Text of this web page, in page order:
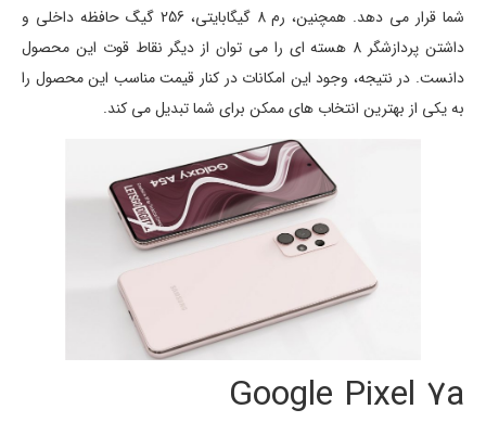
شما قرار می دهد. همچنین، رم 8 گیگابایتی، 256 گیگ حافظه داخلی و
داشتن پردازشگر 8 هسته ای را می توان از دیگر نقاط قوت این محصول
دانست. در نتیجه، وجود این امکانات در کنار قیمت مناسب این محصول را
به یکی از بهترین انتخاب های ممکن برای شما تبدیل می کند.
Google Pixel 7a